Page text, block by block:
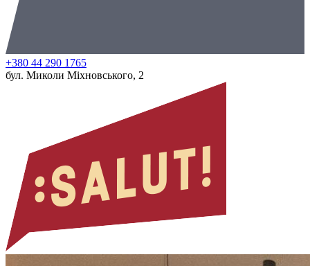
+380 44 290 1765
бул. Миколи Міхновського, 2